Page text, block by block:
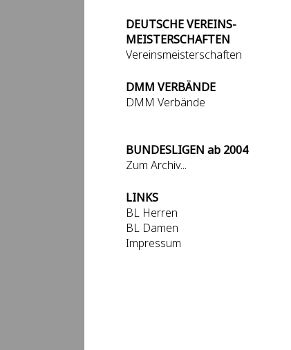
DEUTSCHE VEREINS-
MEISTERSCHAFTEN
Vereinsmeisterschaften
DMM VERBÄNDE
DMM Verbände
BUNDESLIGEN ab 2004
Zum Archiv...
LINKS
BL Herren
BL Damen
Impressum